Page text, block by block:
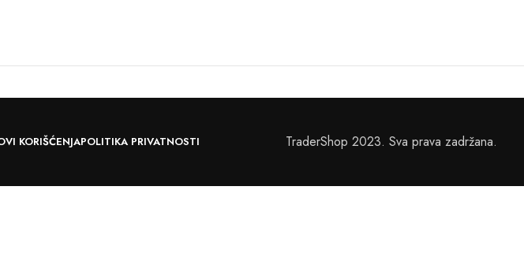
KORIŠĆENJAPOLITIKA PRIVATNOSTI TraderShop 2023. Sva prava zadržana.